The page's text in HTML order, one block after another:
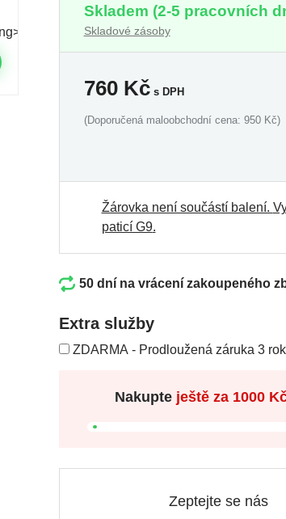
Skladem (2-5 pracovních
Skladové zásoby
760Kčs DPH
(Doporučená maloobchodní cena: 950 Kč)
Žárovka není součástí balení.
paticí G9.
50 dní na vrácení zakoupeného
Extra služby
ZDARMA - Prodloužená záruka 3
Nakupte ještě za 1000
Zeptejte se nás